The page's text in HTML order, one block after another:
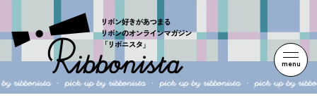
menu